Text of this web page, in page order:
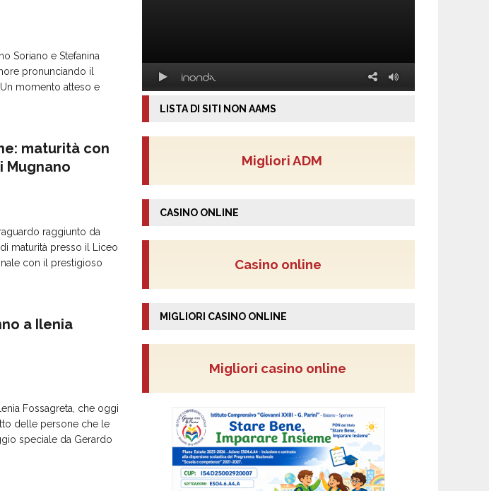
Soriano e Stefanina
pronunciando il
momento atteso e
maturità con
Mugnano
raggiunto da
maturità presso il Liceo
con il prestigioso
a Ilenia
Fossagreta, che oggi
delle persone che le
speciale da Gerardo
LISTA DI SITI NON AAMS
Migliori ADM
CASINO ONLINE
Casino online
MIGLIORI CASINO ONLINE
Migliori casino online